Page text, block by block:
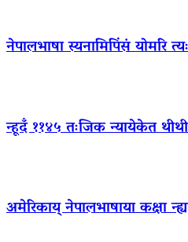
नेपालभाषा स्यनामिपिंसं योमरि
न्हूदँ ११४५ तःजिक न्यायेकेत
अमेरिकाय् नेपालभाषाया कक्षा